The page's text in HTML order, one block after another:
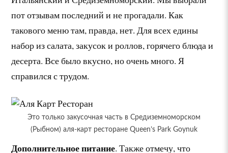
пот отзывам последний и не прогадали. Как
такового меню там, правда, нет. Для всех едины
набор из салата, закусок и роллов, горячего блюда и
десерта. Все было вкусно, но очень много. Я
справился с трудом.
Это только закусочная часть в Средиземноморском
(Рыбном) аля-карт ресторане Queen’s Park Goynuk
Дополнительное питание. Также отмечу, что